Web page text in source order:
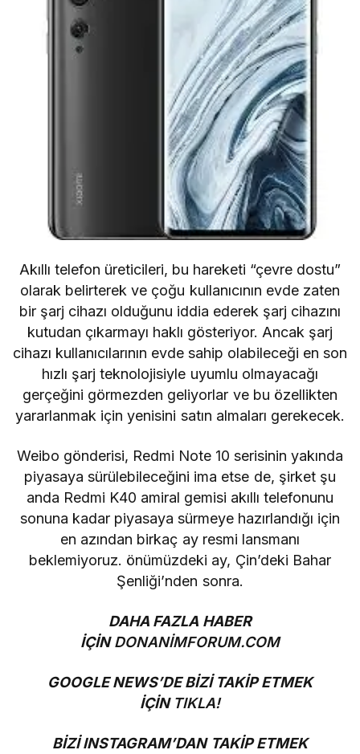
Akıllı telefon üreticileri, bu hareketi “çevre dostu”
olarak belirterek ve çoğu kullanıcının evde zaten
bir şarj cihazı olduğunu iddia ederek şarj cihazını
kutudan çıkarmayı haklı gösteriyor. Ancak şarj
cihazı kullanıcılarının evde sahip olabileceği en son
hızlı şarj teknolojisiyle uyumlu olmayacağı
gerçeğini görmezden geliyorlar ve bu özellikten
yararlanmak için yenisini satın almaları gerekecek.
Weibo gönderisi, Redmi Note 10 serisinin yakında
piyasaya sürülebileceğini ima etse de, şirket şu
anda Redmi K40 amiral gemisi akıllı telefonunu
sonuna kadar piyasaya sürmeye hazırlandığı için
en azından birkaç ay resmi lansmanı
beklemiyoruz. önümüzdeki ay, Çin’deki Bahar
Şenliği’nden sonra.
DAHA FAZLA HABER
İÇİNDONANİMFORUM.COM
GOOGLE NEWS’DE BİZİ TAKİP ETMEK
İÇİN TIKLA!
BİZİ INSTAGRAM’DAN TAKİP ETMEK